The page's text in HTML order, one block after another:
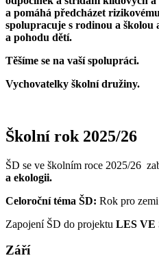
a pomáhá předcházet
spolupracuje s rodinou a školou
a pohodu dětí.
Těšíme se na vaší spolupráci.
Vychovatelky školní družiny.
Školní rok 2025/26
ŠD se ve školním roce 2025/26
a ekologii.
Celoroční téma ŠD: Rok pro
Zapojení ŠD do projektu LES VE
Září